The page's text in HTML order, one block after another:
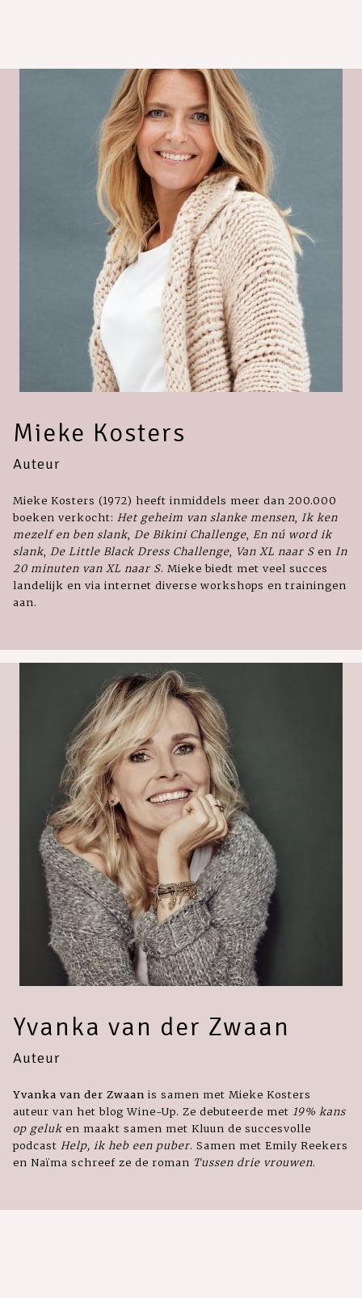
Mieke Kosters
Auteur
Mieke Kosters (1972) heeft inmiddels meer dan 200.000
boeken verkocht: Het geheim van slanke mensen
Ik ken
mezelf en ben slank
De Bikini Challenge
En nú word ik
slank
De Little Black Dress Challenge Van XL naar S en In
20 minuten van XL naar S. Mieke biedt met veel succes
landelijk en via internet diverse workshops en trainingen
aan.
Yvanka van der Zwaan
Auteur
Yvanka van der Zwaan is samen met Mieke Kosters
auteur van het blog Wine-Up. Ze debuteerde met 19% kans
op geluk en maakt samen met Kluun de succesvolle
podcast Help, ik heb een puber. Samen met Emily Reekers
en Naïma schreef ze de roman Tussen drie vrouwen.